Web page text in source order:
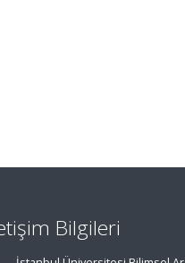
Bilgileri